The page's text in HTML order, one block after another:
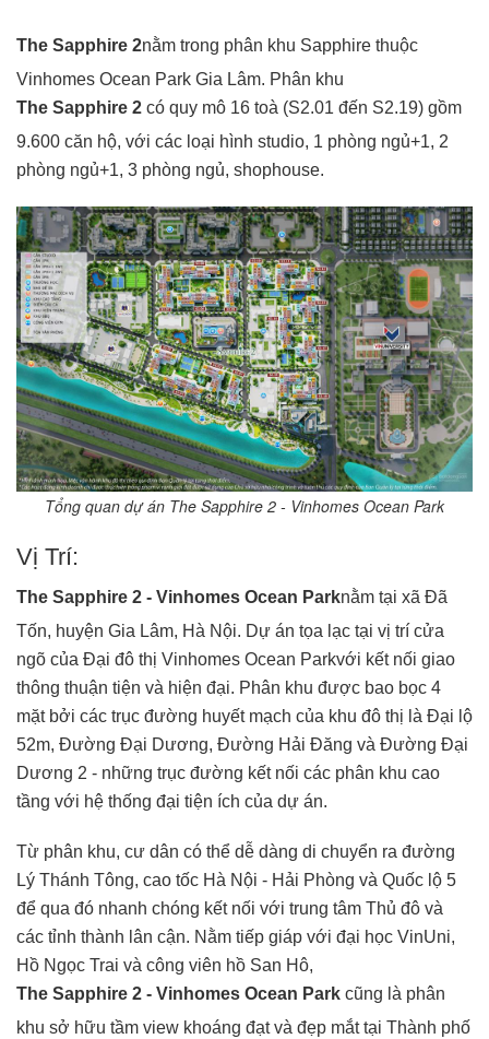
The Sapphire 2nằm trong phân khu Sapphire thuộc
Vinhomes Ocean Park Gia Lâm. Phân khu
The Sapphire 2 có quy mô 16 toà (S2.01 đến S2.19) gồm
9.600 căn hộ, với các loại hình studio, 1 phòng ngủ+1, 2
phòng ngủ+1, 3 phòng ngủ, shophouse.
Tổng quan dự án The Sapphire 2 - Vinhomes Ocean Park
Vị Trí:
The Sapphire 2 - Vinhomes Ocean Parknằm tại xã Đã
Tốn, huyện Gia Lâm, Hà Nội. Dự án tọa lạc tại vị trí cửa
ngõ của Đại đô thị Vinhomes Ocean Parkvới kết nối giao
thông thuận tiện và hiện đại. Phân khu được bao bọc 4
mặt bởi các trục đường huyết mạch của khu đô thị là Đại lộ
52m, Đường Đại Dương, Đường Hải Đăng và Đường Đại
Dương 2 - những trục đường kết nối các phân khu cao
tầng với hệ thống đại tiện ích của dự án.
Từ phân khu, cư dân có thể dễ dàng di chuyển ra đường
Lý Thánh Tông, cao tốc Hà Nội - Hải Phòng và Quốc lộ 5
để qua đó nhanh chóng kết nối với trung tâm Thủ đô và
các tỉnh thành lân cận. Nằm tiếp giáp với đại học VinUni,
Hồ Ngọc Trai và công viên hồ San Hô,
The Sapphire 2 - Vinhomes Ocean Park cũng là phân
khu sở hữu tầm view khoáng đạt và đẹp mắt tại Thành phố